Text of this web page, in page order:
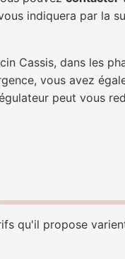
indiquera par la
Cassis, dans les
vous avez
peut vous
qu'il propose